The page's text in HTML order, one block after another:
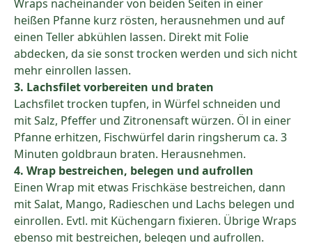
Wraps nacheinander von beiden Seiten in einer
heißen Pfanne kurz rösten, herausnehmen und auf
einen Teller abkühlen lassen. Direkt mit Folie
abdecken, da sie sonst trocken werden und sich nicht
mehr einrollen lassen.
3. Lachsfilet vorbereiten und braten
Lachsfilet trocken tupfen, in Würfel schneiden und
mit Salz, Pfeffer und Zitronensaft würzen. Öl in einer
Pfanne erhitzen, Fischwürfel darin ringsherum ca. 3
Minuten goldbraun braten. Herausnehmen.
4. Wrap bestreichen, belegen und aufrollen
Einen Wrap mit etwas Frischkäse bestreichen, dann
mit Salat, Mango, Radieschen und Lachs belegen und
einrollen. Evtl. mit Küchengarn fixieren. Übrige Wraps
ebenso mit bestreichen, belegen und aufrollen.